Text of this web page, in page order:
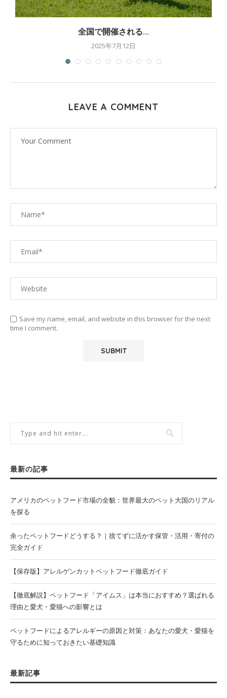
全国で開催される...
2025年7月12日
LEAVE A COMMENT
Save my name, email, and website in this browser for the next
time I comment.
最新の記事
アメリカのペットフード市場の全貌：世界最大のペット大国のリアル
を探る
余ったペットフードどうする？｜捨てずに活かす保管・活用・寄付の
完全ガイド
【保存版】アレルゲンカットペットフード徹底ガイド
【徹底解説】ペットフード「アイムス」は本当におすすめ？選ばれる
理由と愛犬・愛猫への影響とは
ペットフードによるアレルギーの原因と対策：あなたの愛犬・愛猫を
守るために知っておきたい基礎知識
最新記事